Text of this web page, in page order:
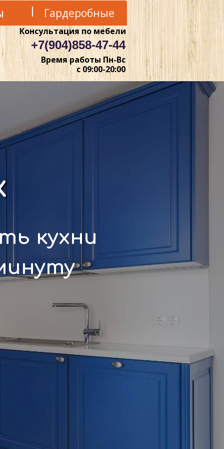
кухни
+7(904)858-47-44
Гардеробные
Время работы Пн-Вс
с 09:00-20:00
Консультация по мебели